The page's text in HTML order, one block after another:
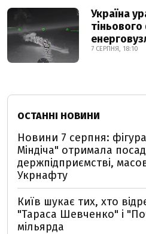
Україна
7 СЕРПНЯ, 18:10
ОСТАННІ НОВИНИ
Новини 7 серпня:
Міндіча" отримала
держпідприємстві,
Укрнафту
Київ шукає тих, хто
"Тараса Шевченко" і
мільярда